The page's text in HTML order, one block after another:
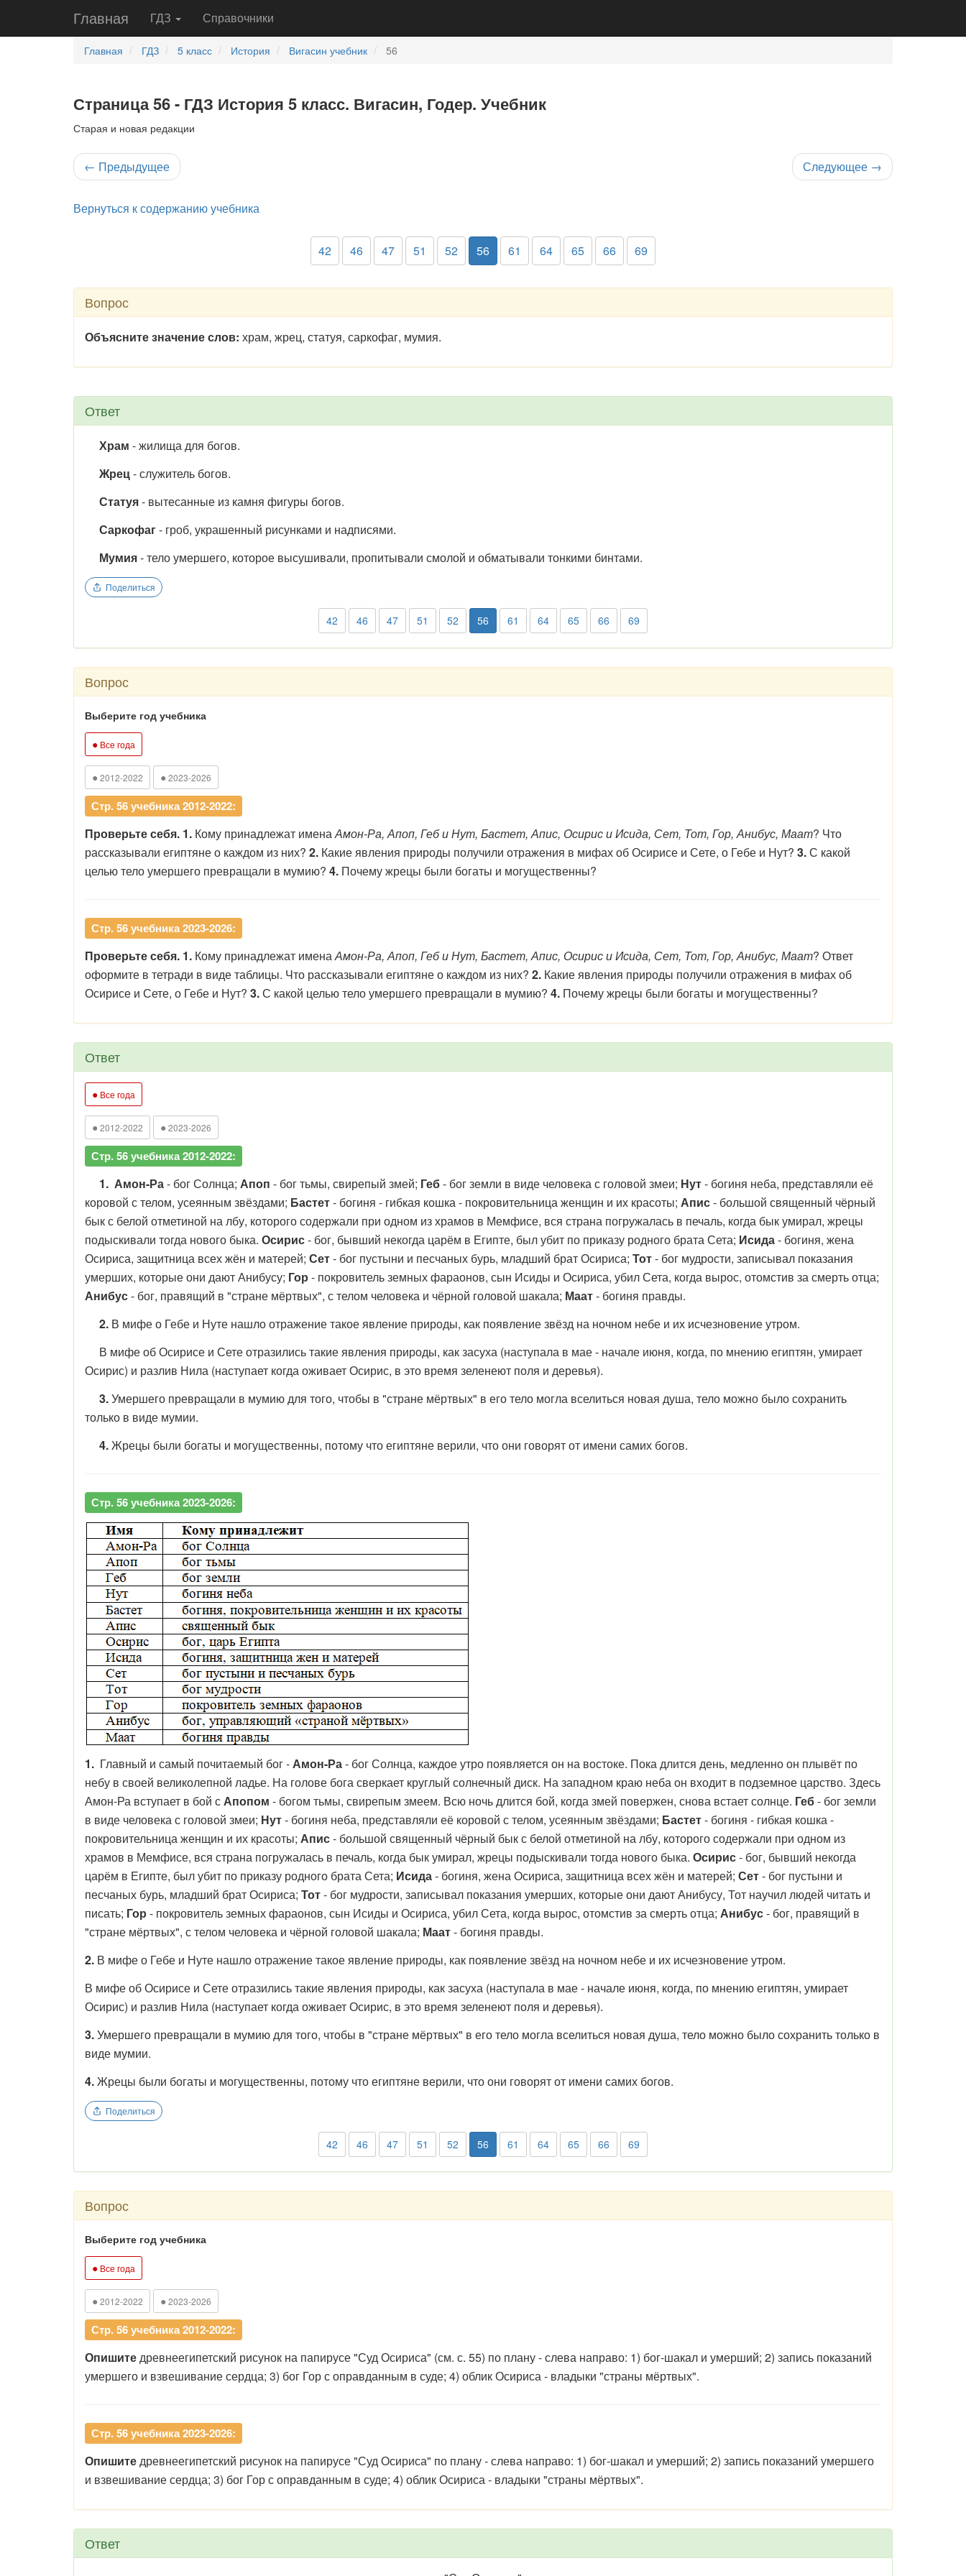
Главная ГДЗ Справочники
Главная ГДЗ 5 класс История Вигасин учебник 56
Страница 56 - ГДЗ История 5 класс. Вигасин, Годер. Учебник
Старая и новая редакции
← Предыдущее Следующее →
Вернуться к содержанию учебника
42 46 47 51 52 56 61 64 65 66 69
Вопрос
Объясните значение слов: храм, жрец, статуя, саркофаг, мумия.
Ответ
Храм - жилища для богов.
Жрец- служитель богов.
Статуя- вытесанные из камня фигуры богов.
Саркофаг- гроб, украшенный рисунками и надписями.
Мумия- тело умершего, которое высушивали, пропитывали смолой и обматывали тонкими бинтами.
Поделиться
42 46 47 51 52 56 61 64 65 66 69
Вопрос
Выберите год учебника
● Все года
● 2012-2022 ● 2023-2026
Стр. 56 учебника 2012-2022:
Проверьте себя. 1. Кому принадлежат именаАмон-Ра, Апоп, Геб и Нут, Бастет, Апис, Осирис и Исида, Сет, Тот, Гор, Анибус, Маат? Что
рассказывали египтяне о каждом из них? 2. Какие явления природы получили отражения в мифах об Осирисе и Сете, о Гебе и Нут? 3.С какой
целью тело умершего превращали в мумию? 4. Почему жрецы были богаты и могущественны?
Стр. 56 учебника 2023-2026:
Проверьте себя. 1. Кому принадлежат именаАмон-Ра, Апоп, Геб и Нут, Бастет, Апис, Осирис и Исида, Сет, Тот, Гор, Анибус, Маат? Ответ
оформите в тетради в виде таблицы. Что рассказывали египтяне о каждом из них? 2. Какие явления природы получили отражения в мифах об
Осирисе и Сете, о Гебе и Нут? 3.С какой целью тело умершего превращали в мумию? 4. Почему жрецы были богаты и могущественны?
Ответ
● Все года
● 2012-2022 ● 2023-2026
Стр. 56 учебника 2012-2022:
1. Амон-Ра- бог Солнца; Апоп - бог тьмы, свирепый змей; Геб- бог земли в виде человека с головой змеи; Нут- богиня неба, представляли её
коровой с телом, усеянным звёздами; Бастет- богиня - гибкая кошка - покровительница женщин и их красоты; Апис- большой священный чёрный
бык с белой отметиной на лбу, которого содержали при одном из храмов в Мемфисе, вся страна погружалась в печаль, когда бык умирал, жрецы
подыскивали тогда нового быка. Осирис- бог, бывший некогда царём в Египте, был убит по приказу родного брата Сета; Исида- богиня, жена
Осириса, защитница всех жён и матерей; Сет- бог пустыни и песчаных бурь, младший брат Осириса; Тот- бог мудрости, записывал показания
умерших, которые они дают Анибусу; Гор - покровитель земных фараонов, сын Исиды и Осириса, убил Сета, когда вырос, отомстив за смерть отца;
Анибус- бог, правящий в "стране мёртвых", с телом человека и чёрной головой шакала; Маат- богиня правды.
2. В мифе о Гебе и Нуте нашло отражение такое явление природы, как появление звёзд на ночном небе и их исчезновение утром.
В мифе об Осирисе и Сете отразились такие явления природы, как засуха (наступала в мае - начале июня, когда, по мнению египтян, умирает
Осирис) и разлив Нила (наступает когда оживает Осирис, в это время зеленеют поля и деревья).
3.Умершего превращали в мумию для того, чтобы в "стране мёртвых" в его тело могла вселиться новая душа, тело можно было сохранить
только в виде мумии.
4.Жрецы были богаты и могущественны, потому что египтяне верили, что они говорят от имени самих богов.
Стр. 56 учебника 2023-2026:
1. Главный и самый почитаемый бог -Амон-Ра- бог Солнца, каждое утро появляется он на востоке. Пока длится день, медленно он плывёт по
небу в своей великолепной ладье. На голове бога сверкает круглый солнечный диск. На западном краю неба он входит в подземное царство. Здесь
Амон-Ра вступает в бой сАпопом - богом тьмы, свирепым змеем. Всю ночь длится бой, когда змей повержен, снова встает солнце. Геб- бог земли
в виде человека с головой змеи; Нут- богиня неба, представляли её коровой с телом, усеянным звёздами; Бастет- богиня - гибкая кошка -
покровительница женщин и их красоты; Апис- большой священный чёрный бык с белой отметиной на лбу, которого содержали при одном из
храмов в Мемфисе, вся страна погружалась в печаль, когда бык умирал, жрецы подыскивали тогда нового быка. Осирис- бог, бывший некогда
царём в Египте, был убит по приказу родного брата Сета; Исида- богиня, жена Осириса, защитница всех жён и матерей; Сет- бог пустыни и
песчаных бурь, младший брат Осириса; Тот- бог мудрости, записывал показания умерших, которые они дают Анибусу, Тот научил людей читать и
писать; Гор - покровитель земных фараонов, сын Исиды и Осириса, убил Сета, когда вырос, отомстив за смерть отца; Анибус- бог, правящий в
"стране мёртвых", с телом человека и чёрной головой шакала; Маат- богиня правды.
2. В мифе о Гебе и Нуте нашло отражение такое явление природы, как появление звёзд на ночном небе и их исчезновение утром.
В мифе об Осирисе и Сете отразились такие явления природы, как засуха (наступала в мае - начале июня, когда, по мнению египтян, умирает
Осирис) и разлив Нила (наступает когда оживает Осирис, в это время зеленеют поля и деревья).
3.Умершего превращали в мумию для того, чтобы в "стране мёртвых" в его тело могла вселиться новая душа, тело можно было сохранить только в
виде мумии.
4.Жрецы были богаты и могущественны, потому что египтяне верили, что они говорят от имени самих богов.
Поделиться
42 46 47 51 52 56 61 64 65 66 69
Вопрос
Выберите год учебника
● Все года
● 2012-2022 ● 2023-2026
Стр. 56 учебника 2012-2022:
Опишитедревнеегипетский рисунок на папирусе "Суд Осириса" (см. с. 55) по плану - слева направо: 1) бог-шакал и умерший; 2) запись показаний
умершего и взвешивание сердца; 3) бог Гор с оправданным в суде; 4) облик Осириса - владыки "страны мёртвых".
Стр. 56 учебника 2023-2026:
Опишитедревнеегипетский рисунок на папирусе "Суд Осириса" по плану - слева направо: 1) бог-шакал и умерший; 2) запись показаний умершего
и взвешивание сердца; 3) бог Гор с оправданным в суде; 4) облик Осириса - владыки "страны мёртвых".
Ответ